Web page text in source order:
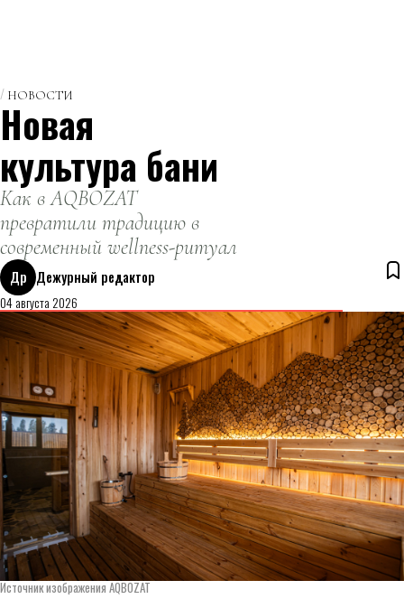
НОВОСТИ
Новая
культура бани
Как в AQBOZAT
превратили традицию в
современный wellness-ритуал
Др Дежурный редактор
04 августа 2026
Источник изображения AQBOZAT